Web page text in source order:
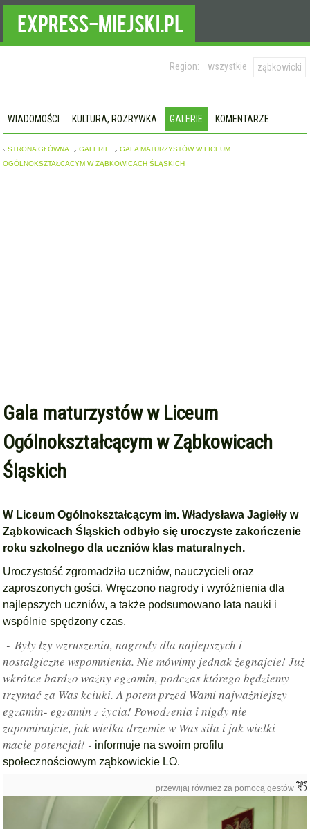
Region: wszystkie ząbkowicki
WIADOMOŚCI KULTURA, ROZRYWKA GALERIE KOMENTARZE
STRONA GŁÓWNA GALERIE
GALA MATURZYSTÓW W LICEUM
OGÓLNOKSZTAŁCĄCYM W ZĄBKOWICACH ŚLĄSKICH
Gala maturzystów w Liceum
Ogólnokształcącym w Ząbkowicach
Śląskich
W Liceum Ogólnokształcącym im. Władysława Jagiełły w
Ząbkowicach Śląskich odbyło się uroczyste zakończenie
roku szkolnego dla uczniów klas maturalnych.
Uroczystość zgromadziła uczniów, nauczycieli oraz
zaproszonych gości. Wręczono nagrody i wyróżnienia dla
najlepszych uczniów, a także podsumowano lata nauki i
wspólnie spędzony czas.
- Były łzy wzruszenia, nagrody dla najlepszych i
nostalgiczne wspomnienia. Nie mówimy jednak żegnajcie! Już
wkrótce bardzo ważny egzamin, podczas którego będziemy
trzymać za Was kciuki. A potem przed Wami najważniejszy
egzamin- egzamin z życia! Powodzenia i nigdy nie
zapominajcie, jak wielka drzemie w Was siła i jak wielki
macie potencjał! - informuje na swoim profilu
społecznościowym ząbkowickie LO.
przewijaj również za pomocą gestów